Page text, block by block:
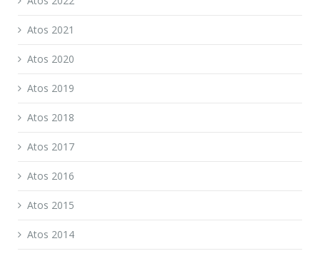
Atos 2021
Atos 2020
Atos 2019
Atos 2018
Atos 2017
Atos 2016
Atos 2015
Atos 2014